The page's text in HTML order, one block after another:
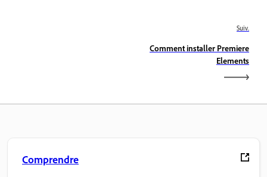
Suiv.
Comment installer Premiere
Elements
Comprendre